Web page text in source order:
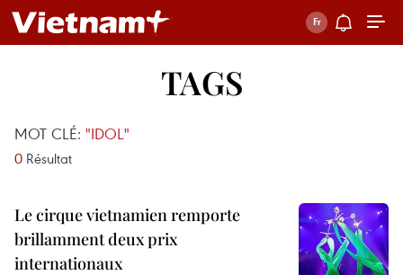
TAGS
MOT CLÉ: "IDOL"
0 Résultat
Le cirque vietnamien remporte
brillamment deux prix
internationaux